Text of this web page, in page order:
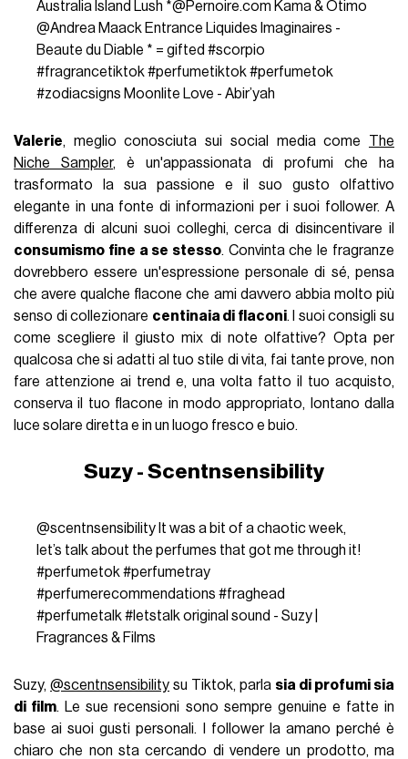
Australia Island Lush *@Pernoire.com Kama & Otimo
@Andrea Maack Entrance Liquides Imaginaires -
Beaute du Diable * = gifted #scorpio
#fragrancetiktok #perfumetiktok #perfumetok
#zodiacsigns Moonlite Love - Abir’yah
Valerie, meglio conosciuta sui social media come The
Niche Sampler, è un'appassionata di profumi che ha
trasformato la sua passione e il suo gusto olfattivo
elegante in una fonte di informazioni per i suoi follower. A
differenza di alcuni suoi colleghi, cerca di disincentivare il
consumismo fine a se stesso. Convinta che le fragranze
dovrebbero essere un'espressione personale di sé, pensa
che avere qualche flacone che ami davvero abbia molto più
senso di collezionare centinaia di flaconi. I suoi consigli su
come scegliere il giusto mix di note olfattive? Opta per
qualcosa che si adatti al tuo stile di vita, fai tante prove, non
fare attenzione ai trend e, una volta fatto il tuo acquisto,
conserva il tuo flacone in modo appropriato, lontano dalla
luce solare diretta e in un luogo fresco e buio.
Suzy - Scentnsensibility
@scentnsensibilityIt was a bit of a chaotic week,
let’s talk about the perfumes that got me through it!
#perfumetok #perfumetray
#perfumerecommendations #fraghead
#perfumetalk #letstalk original sound - Suzy |
Fragrances & Films
Suzy,@scentnsensibility su Tiktok, parla sia di profumi sia
di film. Le sue recensioni sono sempre genuine e fatte in
base ai suoi gusti personali. I follower la amano perché è
chiaro che non sta cercando di vendere un prodotto, ma